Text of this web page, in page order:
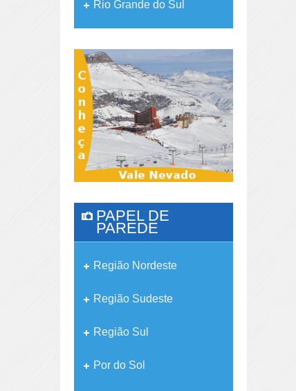
Rio Grande do Sul
PAPEL DE
PAREDE
Região Nordeste
Região Sudeste
Região Sul
Por do Sol